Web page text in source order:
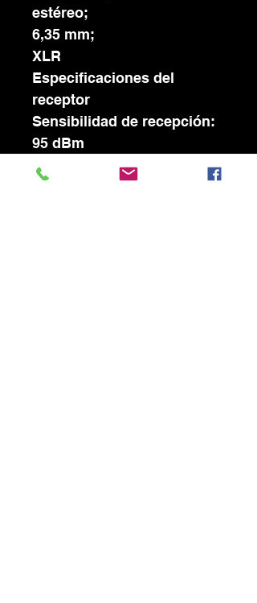
estéreo;
6,35 mm;
XLR
Especificaciones del
receptor
Sensibilidad de recepción:
95 dBm
Fuente de alimentación: 2
pilas AA